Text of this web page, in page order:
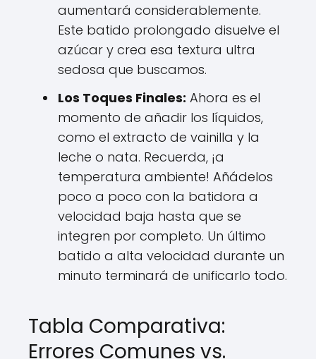
aumentará considerablemente.
Este batido prolongado disuelve el
azúcar y crea esa textura ultra
sedosa que buscamos.
Los Toques Finales: Ahora es el
momento de añadir los líquidos,
como el extracto de vainilla y la
leche o nata. Recuerda, ¡a
temperatura ambiente! Añádelos
poco a poco con la batidora a
velocidad baja hasta que se
integren por completo. Un último
batido a alta velocidad durante un
minuto terminará de unificarlo todo.
Tabla Comparativa:
Errores Comunes vs.